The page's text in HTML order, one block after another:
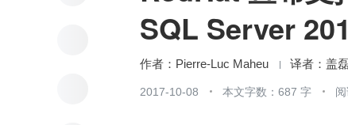
SQL Server
Pierre-Luc Maheu 盖
2017-10-08 本文字数：687 字